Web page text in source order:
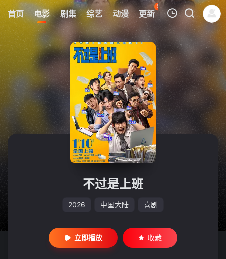
首页 电影 剧集 综艺 动漫 更新
99
热榜 APP
我的观影记录
暂无观看影片的记录
不过是上班
2026 中国大陆 喜剧
立即播放 收藏